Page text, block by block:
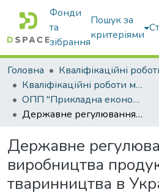
Фонди
та
зібрання
Пошук за
критеріями
Головна
Кваліфікаційні
Кваліфікаційні роботи магістрів
ОПП "Прикладна економіка"
Державне регулювання виробництва продукції тваринництва в Україні
Державне
виробництва
тваринництва в